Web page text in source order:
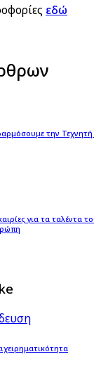
εδώ
την
για τα ταλέντα